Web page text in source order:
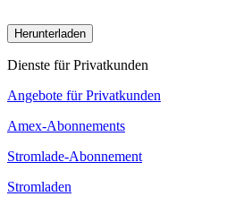
Herunterladen
Dienste für Privatkunden
Angebote für Privatkunden
Amex-Abonnements
Stromlade-Abonnement
Stromladen